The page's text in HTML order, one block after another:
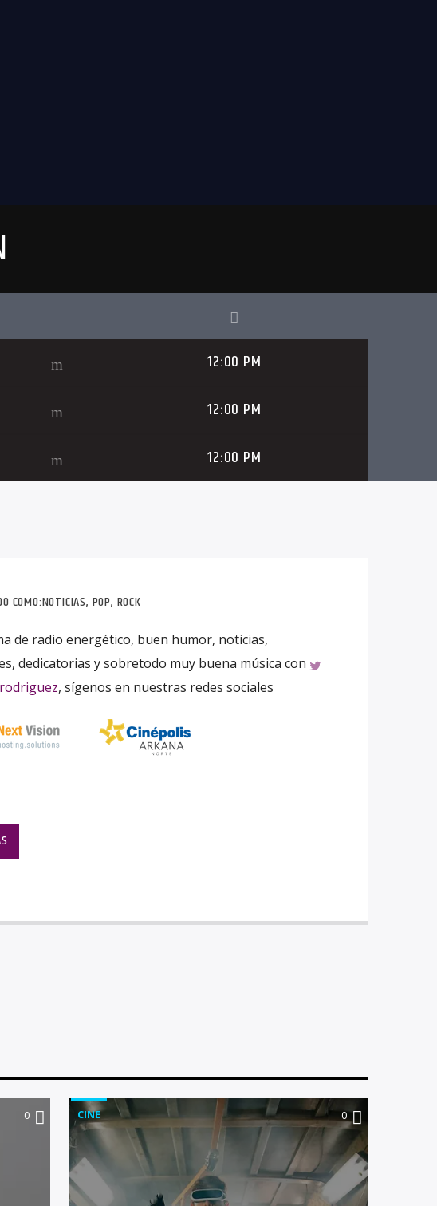
12:00 PM
12:00 PM
12:00 PM
COMO:NOTICIAS, POP, ROCK
de radio energético, buen humor, noticias,
dedicatorias y sobretodo muy buena música con
, sígenos en nuestras redes sociales
0 CINE 0